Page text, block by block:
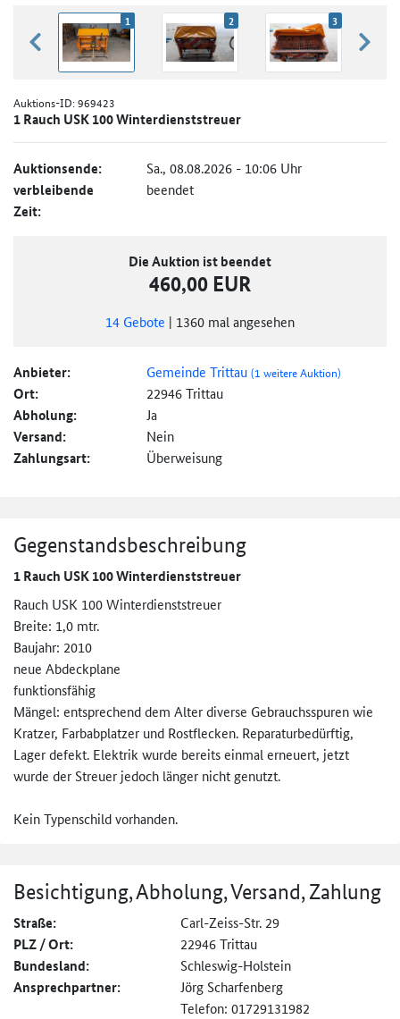
zurück blättern
1 2 3
Auktions-ID:969423
1 Rauch USK 100 Winterdienststreuer
Auktionsende: Sa., 08.08.2026 - 10:06 Uhr
verbleibende
Zeit:
beendet
Die Auktion ist beendet
460,00 EUR
14 Gebote | 1360 mal angesehen
Anbieter: Gemeinde Trittau(1 weitere Auktion)
Ort: 22946 Trittau
Abholung: Ja
Versand: Nein
Zahlungsart: Überweisung
Gegenstandsbeschreibung
1 Rauch USK 100 Winterdienststreuer
Rauch USK 100 Winterdienststreuer
Breite: 1,0 mtr.
Baujahr: 2010
neue Abdeckplane
funktionsfähig
Mängel: entsprechend dem Alter diverse Gebrauchsspuren wie
Kratzer, Farbabplatzer und Rostflecken. Reparaturbedürftig,
Lager defekt. Elektrik wurde bereits einmal erneuert, jetzt
wurde der Streuer jedoch länger nicht genutzt.
Kein Typenschild vorhanden.
Besichtigung, Abholung, Versand, Zahlung
Straße: Carl-Zeiss-Str. 29
PLZ / Ort: 22946 Trittau
Bundesland: Schleswig-Holstein
Ansprechpartner:
Jörg Scharfenberg
Telefon: 01729131982